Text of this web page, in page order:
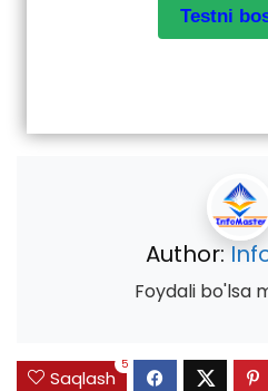
Author:
Foydali bo'lsa
Saqlash
5